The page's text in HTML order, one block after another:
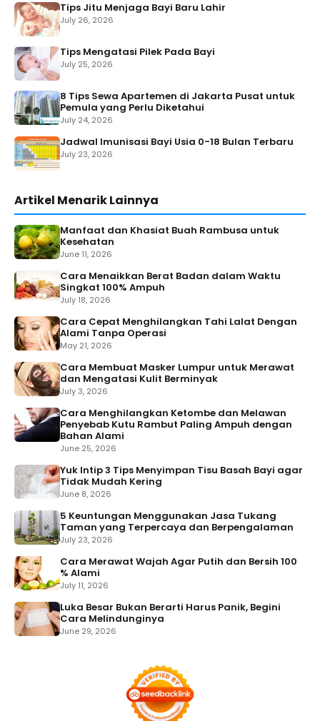
Tips Jitu Menjaga Bayi Baru Lahir
July 26, 2026
Tips Mengatasi Pilek Pada Bayi
July 25, 2026
8 Tips Sewa Apartemen di Jakarta Pusat untuk
Pemula yang Perlu Diketahui
July 24, 2026
Jadwal Imunisasi Bayi Usia 0-18 Bulan Terbaru
July 23, 2026
Artikel Menarik Lainnya
Manfaat dan Khasiat Buah Rambusa untuk
Kesehatan
June 11, 2026
Cara Menaikkan Berat Badan dalam Waktu
Singkat 100% Ampuh
July 18, 2026
Cara Cepat Menghilangkan Tahi Lalat Dengan
Alami Tanpa Operasi
May 21, 2026
Cara Membuat Masker Lumpur untuk Merawat
dan Mengatasi Kulit Berminyak
July 3, 2026
Cara Menghilangkan Ketombe dan Melawan
Penyebab Kutu Rambut Paling Ampuh dengan
Bahan Alami
June 25, 2026
Yuk Intip 3 Tips Menyimpan Tisu Basah Bayi agar
Tidak Mudah Kering
June 8, 2026
5 Keuntungan Menggunakan Jasa Tukang
Taman yang Terpercaya dan Berpengalaman
July 23, 2026
Cara Merawat Wajah Agar Putih dan Bersih 100
% Alami
July 11, 2026
Luka Besar Bukan Berarti Harus Panik, Begini
Cara Melindunginya
June 29, 2026